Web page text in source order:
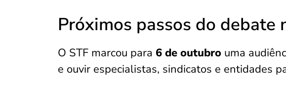
Próximos passos do debate
O STF marcou para 6 de outubro uma
e ouvir especialistas, sindicatos e entidades